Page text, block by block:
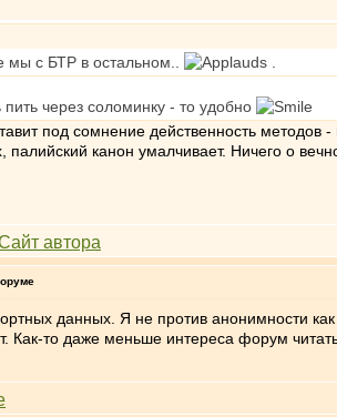
мы с БТР в остальном..
пить через соломинку - то удобно
под сомнение действенность методов
канон умалчивает. Ничего о
данных. Я не против анонимности
Как-то даже меньше интереса форум читать